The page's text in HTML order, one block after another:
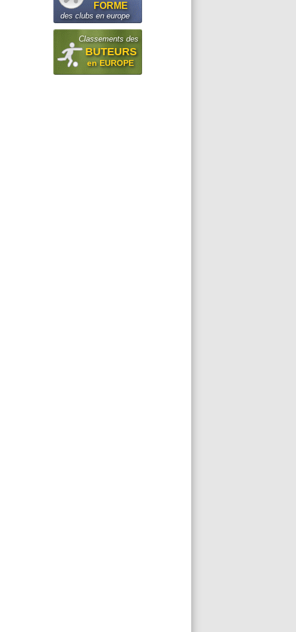
FORME
des clubs en europe
Classements des
BUTEURS
en EUROPE